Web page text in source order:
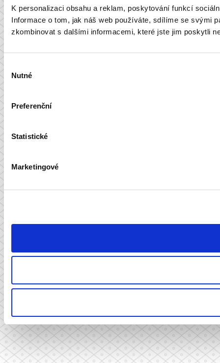
K personalizaci obsahu a reklam, poskytování funkcí
Informace o tom, jak náš web používáte, sdílíme se svými
zkombinovat s dalšími informacemi, které jste jim poskytli
souhlasu
Nutné
Preferenční
Statistické
Marketingové